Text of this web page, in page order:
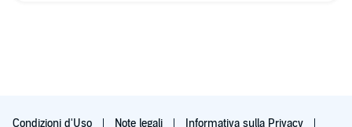
Condizioni d'Uso Note legali Informativa sulla Privacy